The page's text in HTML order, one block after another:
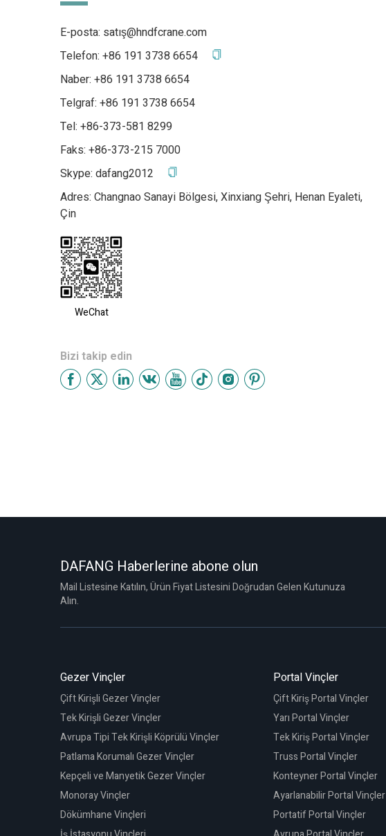
E-posta: satış@hndfcrane.com
Telefon: +86 191 3738 6654
Naber: +86 191 3738 6654
Telgraf: +86 191 3738 6654
Tel: +86-373-581 8299
Faks: +86-373-215 7000
Skype: dafang2012
Adres: Changnao Sanayi Bölgesi, Xinxiang Şehri, Henan Eyaleti,
Çin
WeChat
Bizi takip edin
DAFANG Haberlerine abone olun
Mail Listesine Katılın, Ürün Fiyat Listesini Doğrudan Gelen Kutunuza
Alın.
Gezer Vinçler
Çift Kirişli Gezer Vinçler
Tek Kirişli Gezer Vinçler
Avrupa Tipi Tek Kirişli Köprülü Vinçler
Patlama Korumalı Gezer Vinçler
Kepçeli ve Manyetik Gezer Vinçler
Monoray Vinçler
Dökümhane Vinçleri
Portal Vinçler
Çift Kiriş Portal Vinçler
Yarı Portal Vinçler
Tek Kiriş Portal Vinçler
Truss Portal Vinçler
Konteyner Portal Vinçler
Ayarlanabilir Portal Vinçler
Portatif Portal Vinçler